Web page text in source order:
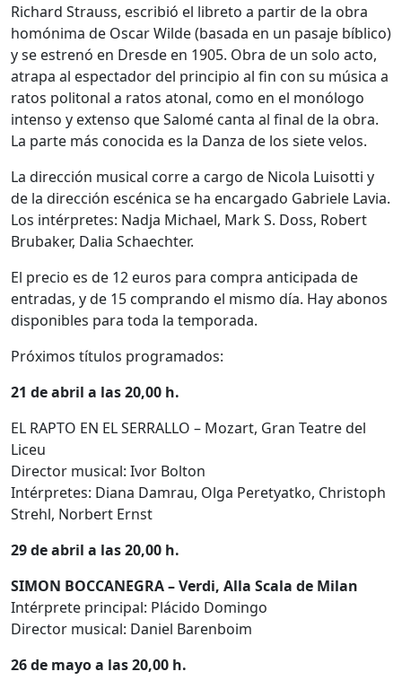
Richard Strauss, escribió el libreto a partir de la obra
homónima de Oscar Wilde (basada en un pasaje bíblico)
y se estrenó en Dresde en 1905. Obra de un solo acto,
atrapa al espectador del principio al fin con su música a
ratos politonal a ratos atonal, como en el monólogo
intenso y extenso que Salomé canta al final de la obra.
La parte más conocida es la Danza de los siete velos.
La dirección musical corre a cargo de Nicola Luisotti y
de la dirección escénica se ha encargado Gabriele Lavia.
Los intérpretes: Nadja Michael, Mark S. Doss, Robert
Brubaker, Dalia Schaechter.
El precio es de 12 euros para compra anticipada de
entradas, y de 15 comprando el mismo día. Hay abonos
disponibles para toda la temporada.
Próximos títulos programados:
21 de abril a las 20,00 h.
EL RAPTO EN EL SERRALLO – Mozart, Gran Teatre del
Liceu
Director musical: Ivor Bolton
Intérpretes: Diana Damrau, Olga Peretyatko, Christoph
Strehl, Norbert Ernst
29 de abril a las 20,00 h.
SIMON BOCCANEGRA – Verdi, Alla Scala de Milan
Intérprete principal: Plácido Domingo
Director musical: Daniel Barenboim
26 de mayo a las 20,00 h.